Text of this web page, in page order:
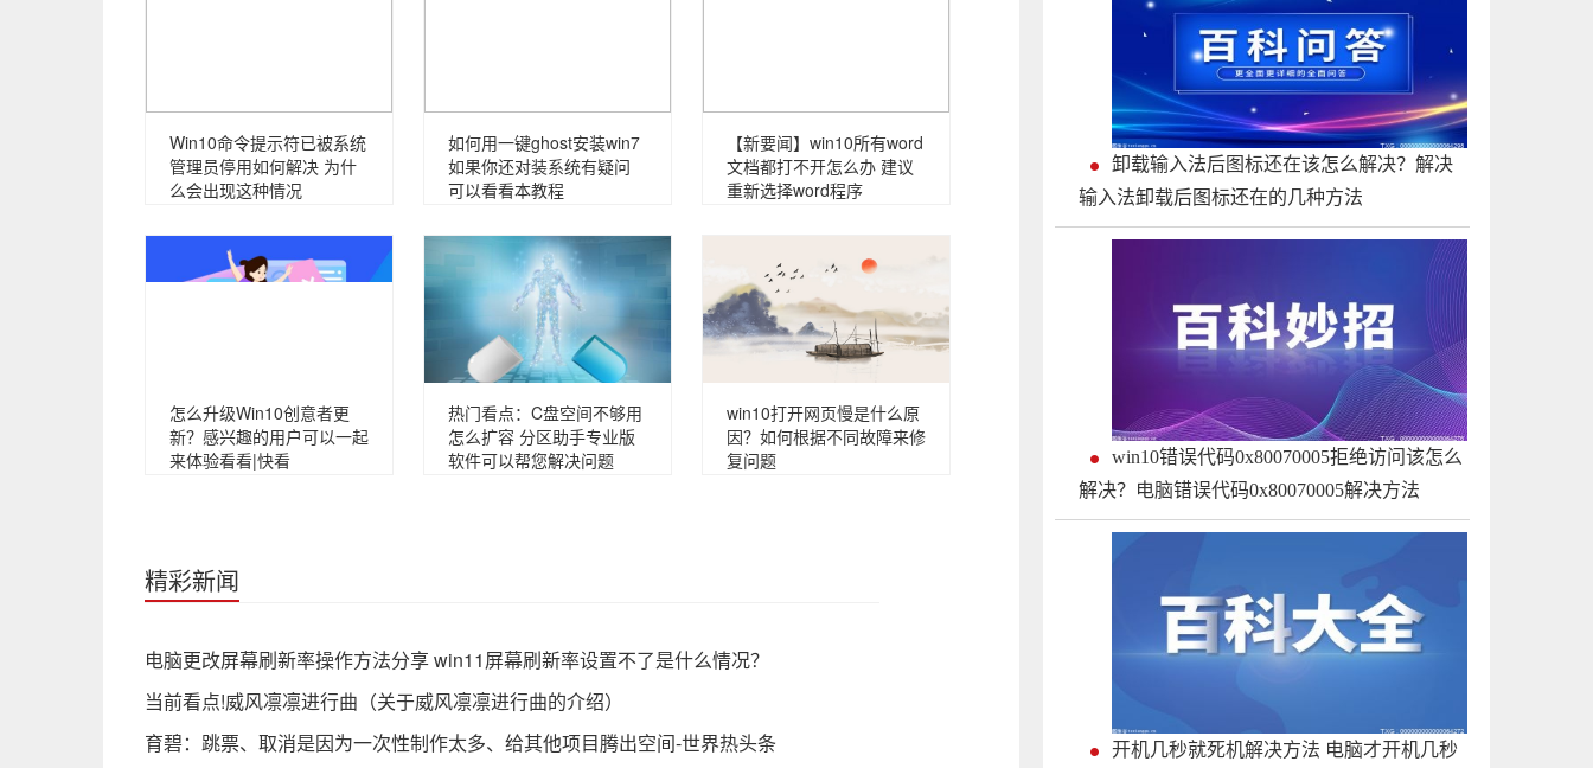
Win10命令提示符已被系统
管理员停用如何解决 为什
么会出现这种情况
如何用一键ghost安装win7
如果你还对装系统有疑问
可以看看本教程
【新要闻】win10所有word
文档都打不开怎么办 建议
重新选择word程序
怎么升级Win10创意者更
新？感兴趣的用户可以一起
来体验看看|快看
热门看点：C盘空间不够用
怎么扩容 分区助手专业版
软件可以帮您解决问题
win10打开网页慢是什么原
因？如何根据不同故障来修
复问题
精彩新闻
电脑更改屏幕刷新率操作方法分享 win11屏幕刷新率设置不了是什么情况？
当前看点!威风凛凛进行曲（关于威风凛凛进行曲的介绍）
育碧：跳票、取消是因为一次性制作太多、给其他项目腾出空间-世界热头条
卸载输入法后图标还在该怎么解决？解决
输入法卸载后图标还在的几种方法
win10错误代码0x80070005拒绝访问该怎么
解决？电脑错误代码0x80070005解决方法
开机几秒就死机解决方法 电脑才开机几秒